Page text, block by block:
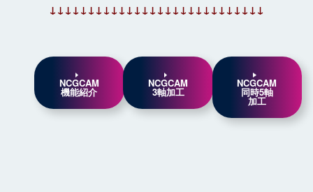
↓↓↓↓↓↓↓↓↓↓↓↓↓↓↓↓↓↓↓↓↓↓↓↓↓↓↓↓
NCGCAM
機能紹介
NCGCAM
3軸加工
NCGCAM
同時5軸
加工